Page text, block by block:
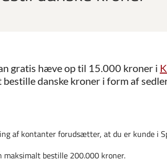
gratis hæve op til 15.000 kroner i
danske kroner i form af
af kontanter forudsætter, at du er kunde i
maksimalt bestille 200.000 kroner.